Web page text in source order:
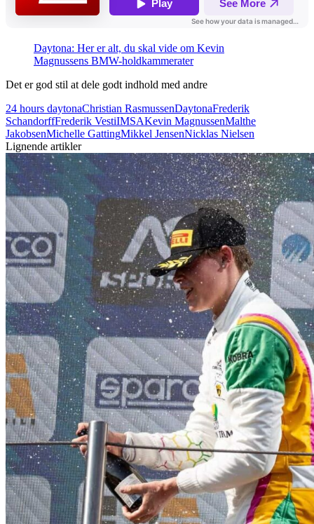
Daytona: Her er alt, du skal vide om Kevin
Magnussens BMW-holdkammerater
Det er god stil at dele godt indhold med andre
24 hours daytonaChristian RasmussenDaytonaFrederik
SchandorffFrederik VestiIMSAKevin MagnussenMalthe
JakobsenMichelle GattingMikkel JensenNicklas Nielsen
Lignende artikler